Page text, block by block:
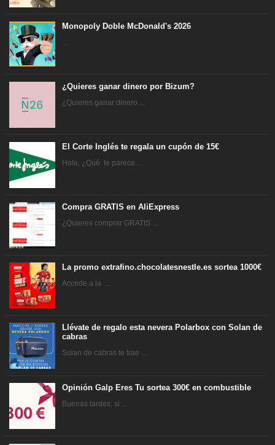
Monopoly Doble McDonald's 2026
¿Quieres ganar dinero por Bizum?
¿Quieres ganar dinero ...
El Corte Inglés te regala un cupón de 15€
Hola, ¿Qué te parece ...
Compra GRATIS en AliExpress
¿Quieres comprar GRATIS ...
La promo extrafino.chocolatesnestle.es sortea 1000€
Accede a la ...
Llévate de regalo esta nevera Polarbox con Solan de
cabras
Solan de cabras te trae ...
Opinión Galp Eres Tu sortea 300€ en combustible
Buenas tardes, si ...